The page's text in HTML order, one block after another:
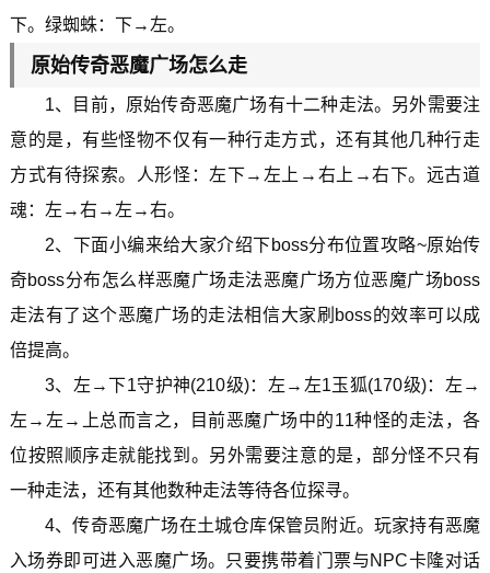
下。绿蜘蛛：下→左。
原始传奇恶魔广场怎么走
1、目前，原始传奇恶魔广场有十二种走法。另外需要注
意的是，有些怪物不仅有一种行走方式，还有其他几种行走
方式有待探索。人形怪：左下→左上→右上→右下。远古道
魂：左→右→左→右。
2、下面小编来给大家介绍下boss分布位置攻略~原始传
奇boss分布怎么样恶魔广场走法恶魔广场方位恶魔广场boss
走法有了这个恶魔广场的走法相信大家刷boss的效率可以成
倍提高。
3、左→下1守护神(210级)：左→左1玉狐(170级)：左→
左→左→上总而言之，目前恶魔广场中的11种怪的走法，各
位按照顺序走就能找到。另外需要注意的是，部分怪不只有
一种走法，还有其他数种走法等待各位探寻。
4、传奇恶魔广场在土城仓库保管员附近。玩家持有恶魔
入场券即可进入恶魔广场。只要携带着门票与NPC卡隆对话